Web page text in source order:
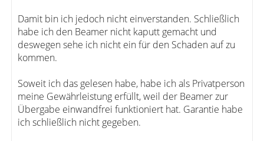
Damit bin ich jedoch nicht einverstanden. Schließlich
habe ich den Beamer nicht kaputt gemacht und
deswegen sehe ich nicht ein für den Schaden auf zu
kommen.
Soweit ich das gelesen habe, habe ich als Privatperson
meine Gewährleistung erfüllt, weil der Beamer zur
Übergabe einwandfrei funktioniert hat. Garantie habe
ich schließlich nicht gegeben.